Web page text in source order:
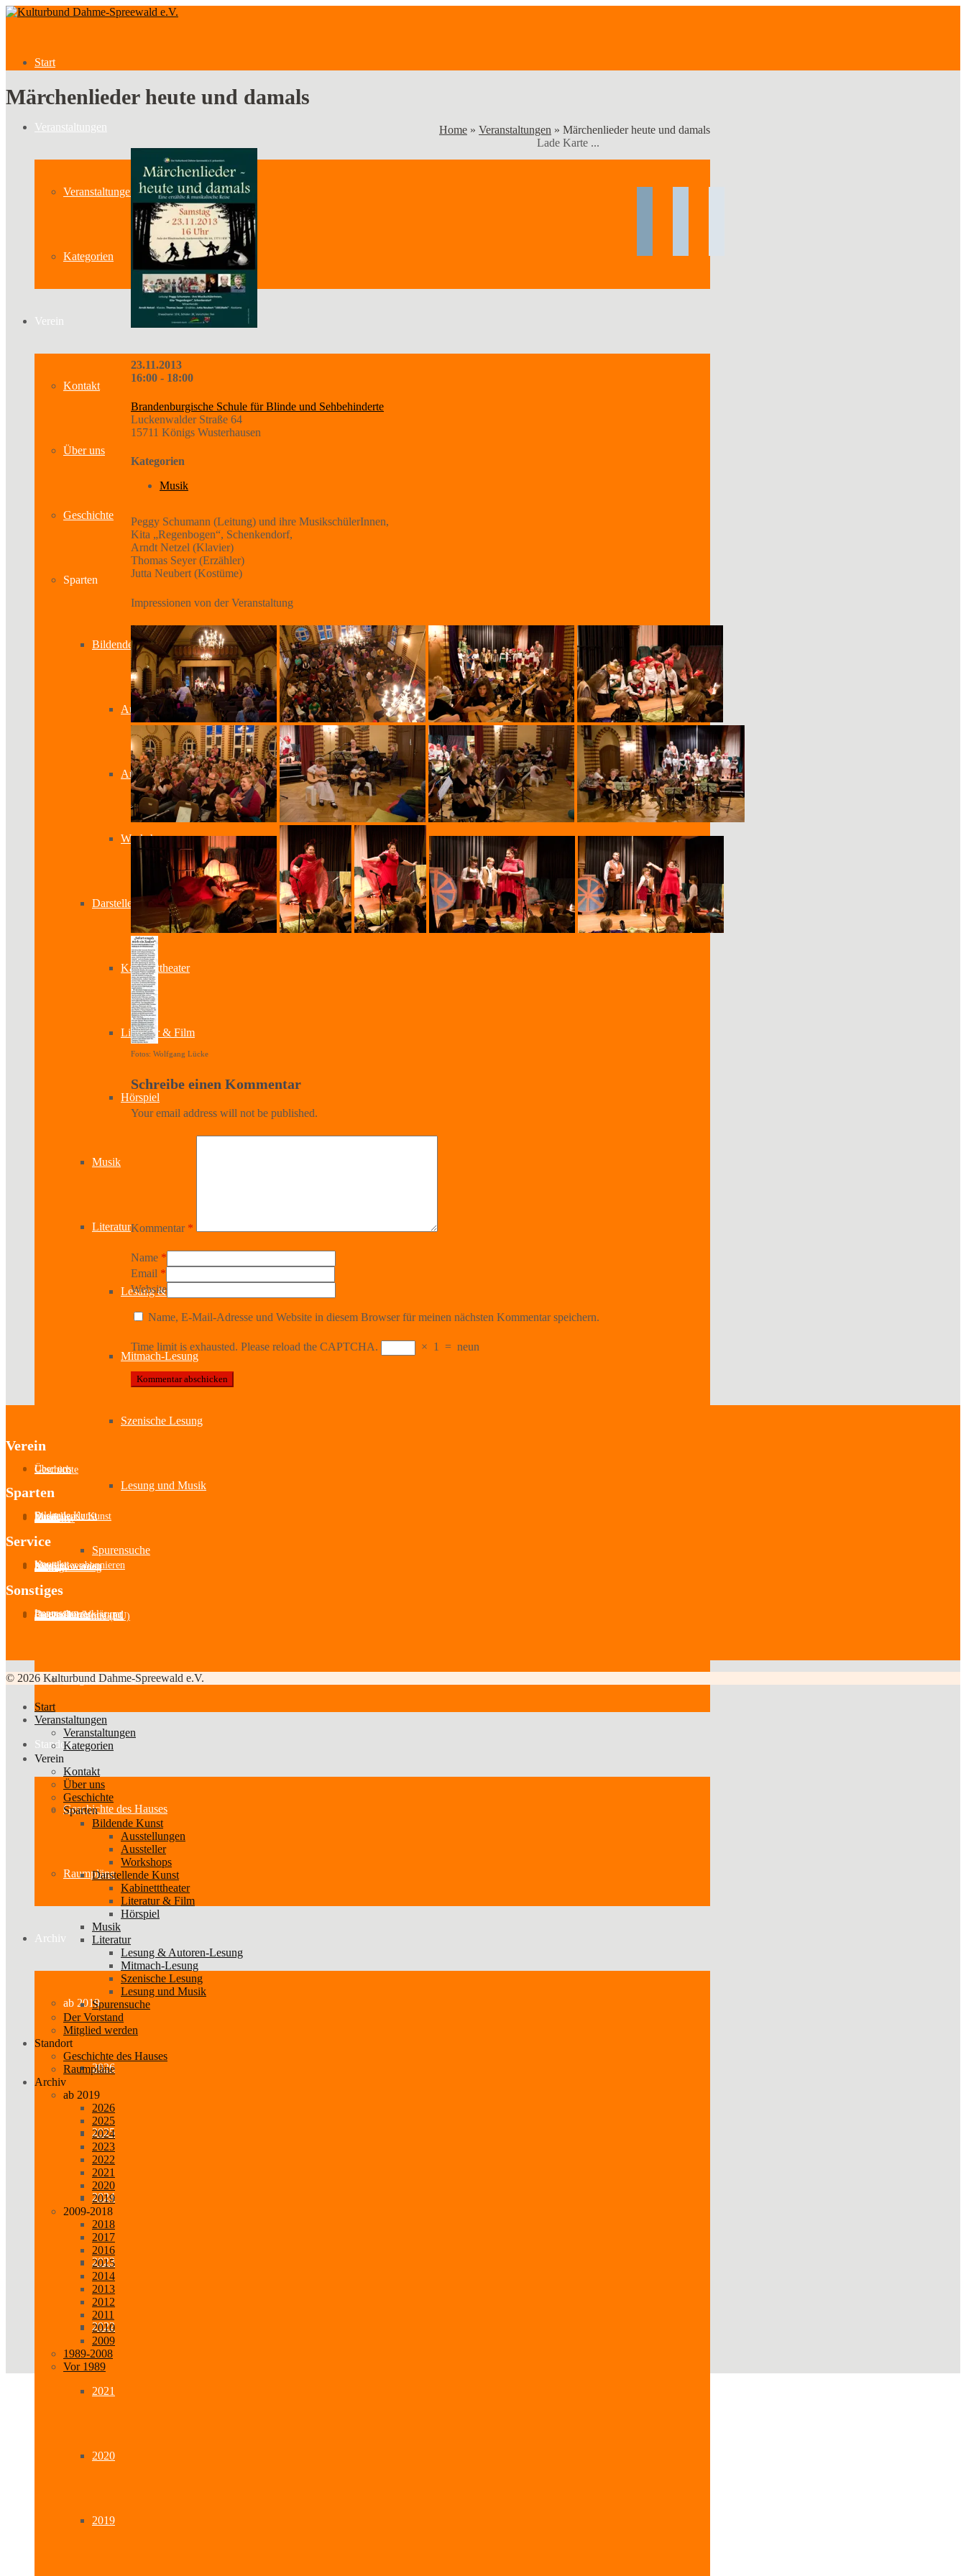
Start
Veranstaltungen
Veranstaltungen
Kategorien
Verein
Kontakt
Über uns
Geschichte
Sparten
Bildende Kunst
Ausstellungen
Aussteller
Workshops
Darstellende Kunst
Kabinetttheater
Literatur & Film
Hörspiel
Musik
Literatur
Lesung & Autoren-Lesung
Mitmach-Lesung
Szenische Lesung
Lesung und Musik
Spurensuche
Der Vorstand
Mitglied werden
Standort
Geschichte des Hauses
Raumpläne
Archiv
ab 2019
2026
2025
2024
2023
2022
2021
2020
2019
Märchenlieder heute und damals
Home » Veranstaltungen » Märchenlieder heute und damals
Lade Karte ...
23.11.2013
16:00 - 18:00
Brandenburgische Schule für Blinde und Sehbehinderte
Luckenwalder Straße 64
15711 Königs Wusterhausen
Kategorien
Musik
Peggy Schumann (Leitung) und ihre MusikschülerInnen,
Kita „Regenbogen“, Schenkendorf,
Arndt Netzel (Klavier)
Thomas Seyer (Erzähler)
Jutta Neubert (Kostüme)
Impressionen von der Veranstaltung
Fotos: Wolfgang Lücke
Schreibe einen Kommentar
Your email address will not be published.
Kommentar *
Name *
Email *
Website
Name, E-Mail-Adresse und Website in diesem Browser für meinen nächsten Kommentar speichern.
Time limit is exhausted. Please reload the CAPTCHA. × 1 = neun
Verein
Über uns
Geschichte
Sparten
Bildende Kunst
Darstellende Kunst
Musik
Literatur
Aussteller
Service
Kontakt
Newsletter abonnieren
Mitglied werden
Satzung
Beitragsordnung
Sonstiges
Impressum
Datenschutzerklärung
Partner-Links
Feedback
Cookie-Richtlinie (EU)
© 2026 Kulturbund Dahme-Spreewald e.V.
Start
Veranstaltungen
Veranstaltungen
Kategorien
Verein
Kontakt
Über uns
Geschichte
Sparten
Bildende Kunst
Ausstellungen
Aussteller
Workshops
Darstellende Kunst
Kabinetttheater
Literatur & Film
Hörspiel
Musik
Literatur
Lesung & Autoren-Lesung
Mitmach-Lesung
Szenische Lesung
Lesung und Musik
Spurensuche
Der Vorstand
Mitglied werden
Standort
Geschichte des Hauses
Raumpläne
Archiv
ab 2019
2026
2025
2024
2023
2022
2021
2020
2019
2009-2018
2018
2017
2016
2015
2014
2013
2012
2011
2010
2009
1989-2008
Vor 1989